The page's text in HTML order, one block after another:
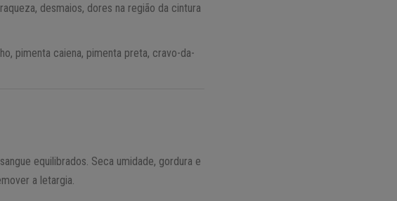
desmaios, dores na região da cintura
pimenta caiena, pimenta preta, cravo-da-
equilibrados. Seca umidade, gordura e
a letargia.